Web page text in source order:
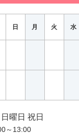
日 月 火 水
曜日 祝日
～13:00